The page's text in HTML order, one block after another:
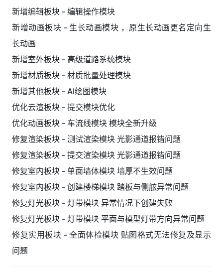
新增编辑板块 - 编辑操作模块
新增动画板块 - 生长动画模块 ，原生长动画更名定向生
长动画
新增室外板块 - 高级道路系统模块
新增材质板块 - 材质批量处理模块
新增其他板块 - AI绘图模块
优化云渲板块 - 提交模块优化
优化动画板块 - 车流线模块 模块全新升级
修复渲染板块 - 测试渲染模块 光影通道报错问题
修复渲染板块 - 提交渲染模块 光影通道报错问题
修复室内板块 - 单面墙体模块 墙厚不生效问题
修复室内板块 - 创建楼梯模块 踏板与侧舷异常问题
修复灯光板块 - 灯带模块 异常情况下创建失败
修复灯光板块 - 灯带模块 平面与模型灯带方向异常问题
修复实用板块 - 全面体检模块 贴图格式无法修复及显示
问题